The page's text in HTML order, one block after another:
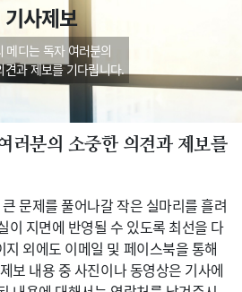
기사제보
메디는 독자 여러분의
견과 제보를 기다립니다.
러분의 소중한 의견과 제보를
문제를 풀어나갈 작은 실마리를 흘려
이 지면에 반영될 수 있도록 최선을 다
외에도 이메일 및 페이스북을 통해
보 내용 중 사진이나 동영상은 기사에